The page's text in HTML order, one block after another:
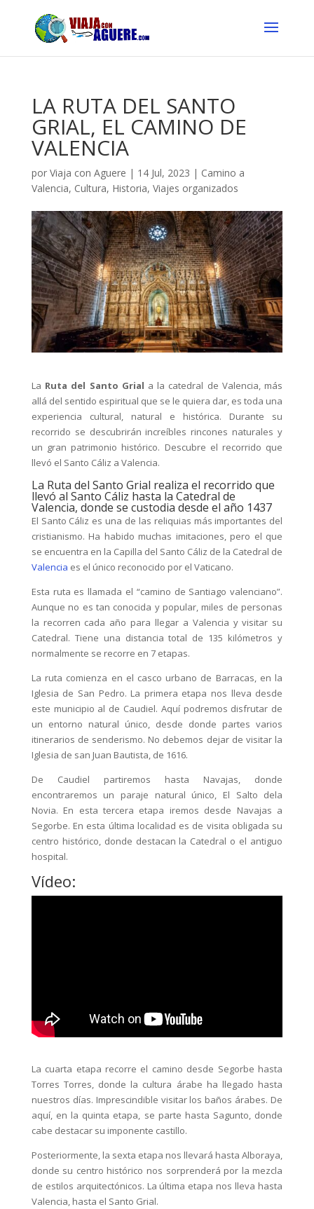
LA RUTA DEL SANTO
GRIAL, EL CAMINO DE
VALENCIA
por Viaja con Aguere | 14 Jul, 2023 | Camino a
Valencia, Cultura, Historia, Viajes organizados
La Ruta del Santo Grial a la catedral de Valencia, más
allá del sentido espiritual que se le quiera dar, es toda una
experiencia cultural, natural e histórica. Durante su
recorrido se descubrirán increíbles rincones naturales y
un gran patrimonio histórico. Descubre el recorrido que
llevó el Santo Cáliz a Valencia.
La Ruta del Santo Grial realiza el recorrido que
llevó al Santo Cáliz hasta la Catedral de
Valencia, donde se custodia desde el año 1437
El Santo Cáliz es una de las reliquias más importantes del
cristianismo. Ha habido muchas imitaciones, pero el que
se encuentra en la Capilla del Santo Cáliz de la Catedral de
Valencia es el único reconocido por el Vaticano.
Esta ruta es llamada el “camino de Santiago valenciano”.
Aunque no es tan conocida y popular, miles de personas
la recorren cada año para llegar a Valencia y visitar su
Catedral. Tiene una distancia total de 135 kilómetros y
normalmente se recorre en 7 etapas.
La ruta comienza en el casco urbano de Barracas, en la
Iglesia de San Pedro. La primera etapa nos lleva desde
este municipio al de Caudiel. Aquí podremos disfrutar de
un entorno natural único, desde donde partes varios
itinerarios de senderismo. No debemos dejar de visitar la
Iglesia de san Juan Bautista, de 1616.
De Caudiel partiremos hasta Navajas, donde
encontraremos un paraje natural único, El Salto dela
Novia. En esta tercera etapa iremos desde Navajas a
Segorbe. En esta última localidad es de visita obligada su
centro histórico, donde destacan la Catedral o el antiguo
hospital.
Vídeo:
La cuarta etapa recorre el camino desde Segorbe hasta
Torres Torres, donde la cultura árabe ha llegado hasta
nuestros días. Imprescindible visitar los baños árabes. De
aquí, en la quinta etapa, se parte hasta Sagunto, donde
cabe destacar su imponente castillo.
Posteriormente, la sexta etapa nos llevará hasta Alboraya,
donde su centro histórico nos sorprenderá por la mezcla
de estilos arquitectónicos. La última etapa nos lleva hasta
Valencia, hasta el Santo Grial.